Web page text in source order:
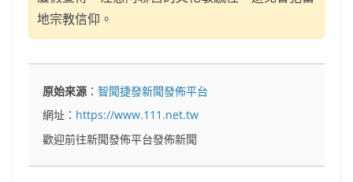
地宗教信仰。
原始來源 ：智聞捷發新聞發佈平台
網址： https://www.111.net.tw
歡迎前往新聞發佈平台發佈新聞